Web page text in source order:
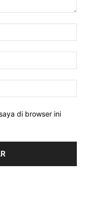
di browser ini